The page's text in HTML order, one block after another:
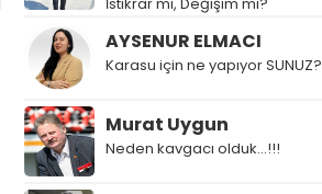
AYSENUR ELMACI
Karasu için ne yapıyor SUNUZ?
Murat Uygun
Neden kavgacı olduk…!!!